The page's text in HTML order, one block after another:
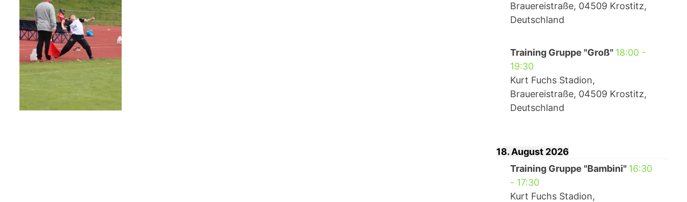
Brauereistraße, 04509 Krostitz,
Deutschland
Training Gruppe "Groß" 18:00-
19:30
Kurt Fuchs Stadion,
Brauereistraße, 04509 Krostitz,
Deutschland
18. August 2026
Training Gruppe "Bambini" 16:30
- 17:30
Kurt Fuchs Stadion,